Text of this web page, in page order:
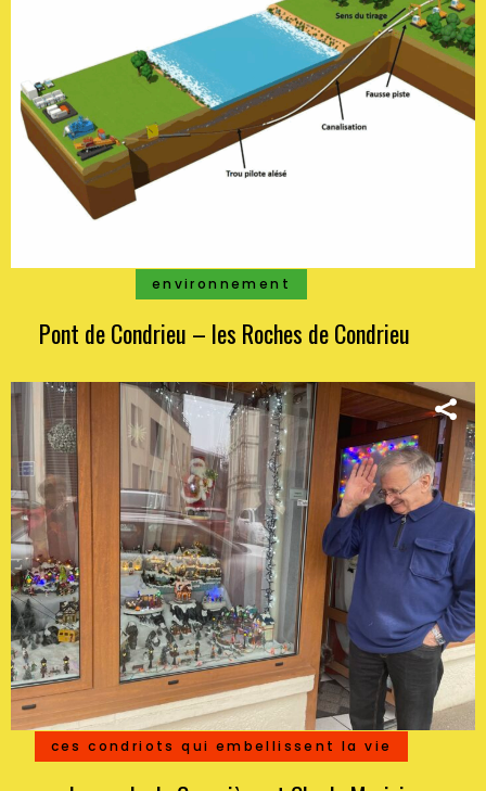
environnement
Pont de Condrieu – les Roches de Condrieu
ces condriots qui embellissent la vie